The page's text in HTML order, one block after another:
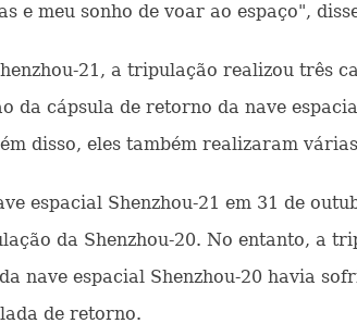
e meu sonho de voar ao espaço",
21, a tripulação realizou três
da cápsula de retorno da nave
disso, eles também realizaram
espacial Shenzhou-21 em 31 de
da Shenzhou-20. No entanto, a
nave espacial Shenzhou-20 havia
de retorno.